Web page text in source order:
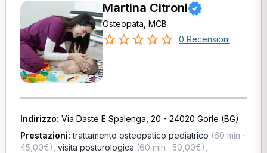
Martina Citroni
Osteopata, MCB
0 Recensioni
Indirizzo: Via Daste E Spalenga, 20 - 24020 Gorle (BG)
Prestazioni:trattamento osteopatico pediatrico (60 min ·
45,00€) visita posturologica (60 min · 50,00€)